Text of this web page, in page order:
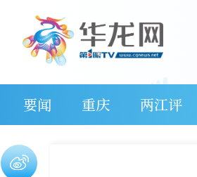
要闻 重庆 两江评